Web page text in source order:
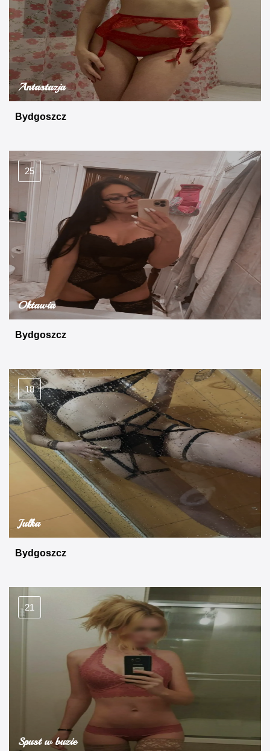
Antastazja
Bydgoszcz
25
Oktawia
Bydgoszcz
18
Julka
Bydgoszcz
21
Spust w buzie